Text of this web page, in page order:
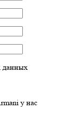
данных
у нас